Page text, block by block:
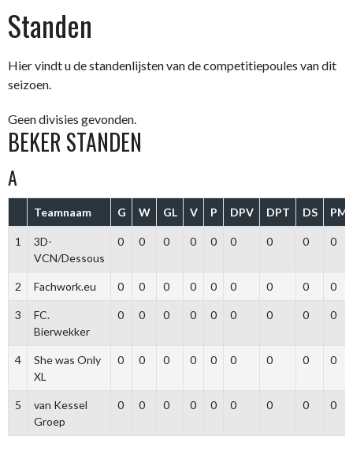
naar
Standen
Hier vindt u de standenlijsten van de competitiepoules van dit
seizoen.
Geen divisies gevonden.
BEKER STANDEN
A
Teamnaam G W GL V P DPV DPT DS PM
1
3D-
VCN/Dessous
0 0 0 0 0 0 0 0 0
2 Fachwork.eu 0 0 0 0 0 0 0 0 0
3
FC.
Bierwekker
0 0 0 0 0 0 0 0 0
4
She was Only
XL
0 0 0 0 0 0 0 0 0
5
van Kessel
Groep
0 0 0 0 0 0 0 0 0